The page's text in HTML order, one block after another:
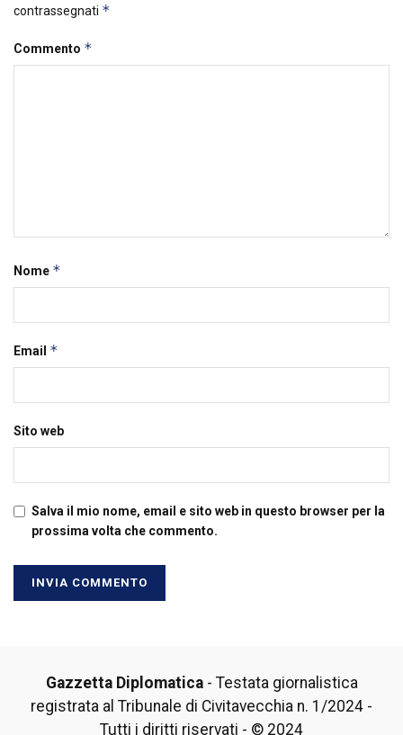
contrassegnati *
Commento *
Nome *
Email *
Sito web
Salva il mio nome, email e sito web in questo browser per la
prossima volta che commento.
Gazzetta Diplomatica- Testata giornalistica
registrata al Tribunale di Civitavecchia n. 1/2024 -
Tutti i diritti riservati - © 2024